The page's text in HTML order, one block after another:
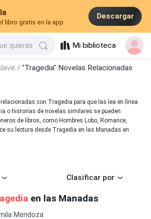
libro gratis en la app
Descargar
quieras Mi biblioteca
/"Tragedia" Novelas Relacionadas
con Tragedia para que las lea en línea.
o historias de novelas similares se pueden
de libros, como Hombres Lobo, Romance,
su lectura desde Tragedia en las Manadas en
Clasificar por
en las Manadas
Mendoza